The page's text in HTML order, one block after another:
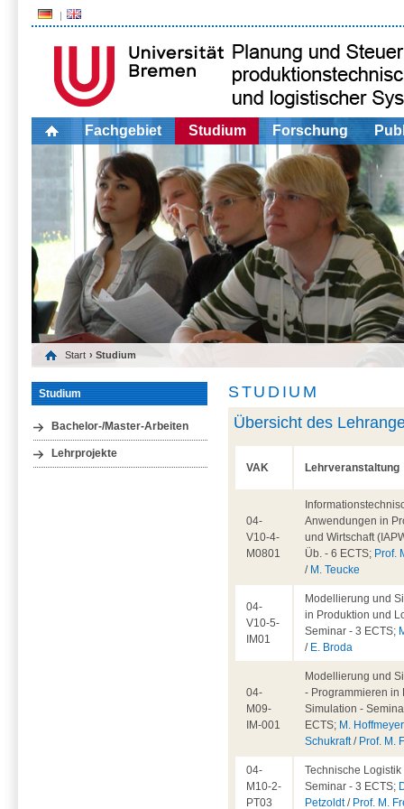
Fachgebiet Studium Forschung
Start › Studium
Studium
Bachelor-/Master-Arbeiten
Lehrprojekte
STUDIUM
Übersicht des
VAK Lehrveranstaltung
04-
V10-4-
M0801
Anwendungen in
und Wirtschaft
Üb. - 6 ECTS; Prof.
/ M. Teucke
04-
V10-5-
IM01
Modellierung und
in Produktion und
Seminar - 3 ECTS;
/ E. Broda
04-
M09-
IM-001
Modellierung und
- Programmieren in
Simulation -
ECTS; M. Hoffmeyer
Schukraft/ Prof. M.
04-
M10-2-
PT03
Technische Logistik
Seminar - 3 ECTS;
Petzoldt/ Prof. M.